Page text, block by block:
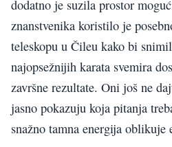
dodatno je suzila prostor
znanstvenika koristilo je
teleskopu u Čileu kako bi
najopsežnijih karata svemira
završne rezultate. Oni još ne
jasno pokazuju koja pitanja
snažno tamna energija oblikuje